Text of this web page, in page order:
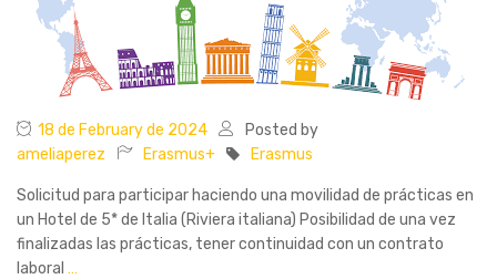
18 de February de 2024
Posted by
ameliaperez
Erasmus+ Erasmus
Solicitud para participar haciendo una movilidad de prácticas en
un Hotel de 5* de Italia (Riviera italiana) Posibilidad de una vez
finalizadas las prácticas, tener continuidad con un contrato
laboral …